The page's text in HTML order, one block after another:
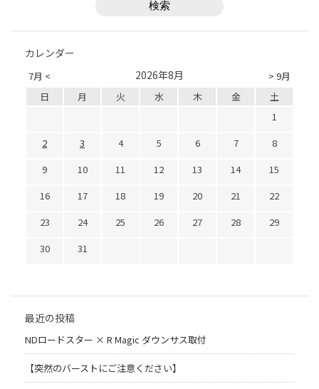
カレンダー
7月 < > 9月
2026年8月
日 月 火 水 木 金
土
1
2
3 4 5 6 7
8
9
10 11 12 13 14
15
16
17 18 19 20 21
22
23
24 25 26 27 28
29
30
31
最近の投稿
NDロードスター × R Magic ダウンサス取付
【突然のバーストにご注意ください】